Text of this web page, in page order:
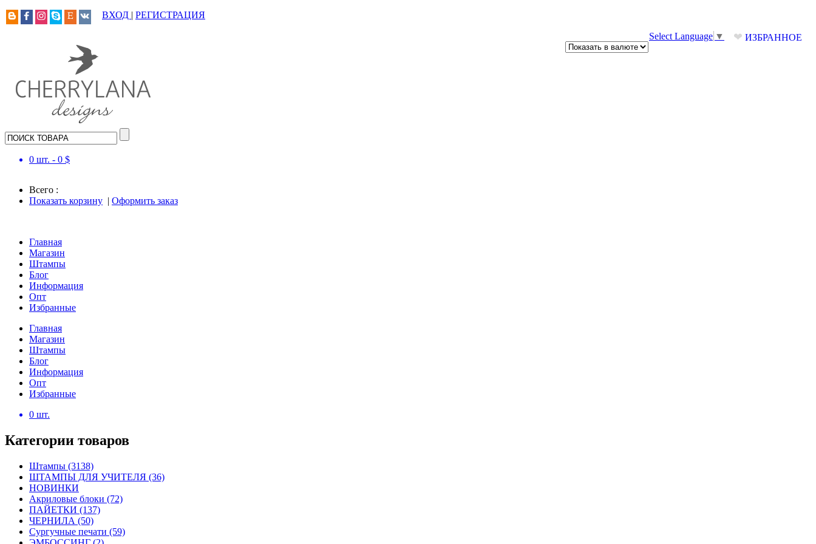
ВХОД | РЕГИСТРАЦИЯ
❤ ИЗБРАННОЕ
Select Language ▼
0 шт. - 0 $
Всего :
Показать корзину | Оформить заказ
Главная
Магазин
Штампы
Блог
Информация
Опт
Избранные
Главная
Магазин
Штампы
Блог
Информация
Опт
Избранные
0 шт.
Категории товаров
Штампы (3138)
ШТАМПЫ ДЛЯ УЧИТЕЛЯ (36)
НОВИНКИ
Акриловые блоки (72)
ПАЙЕТКИ (137)
ЧЕРНИЛА (50)
Сургучные печати (59)